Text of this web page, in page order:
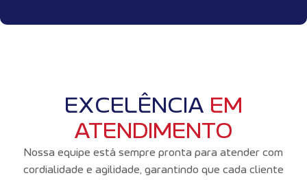
EXCELÊNCIA EM
ATENDIMENTO
Nossa equipe está sempre pronta para atender com
cordialidade e agilidade, garantindo que cada cliente